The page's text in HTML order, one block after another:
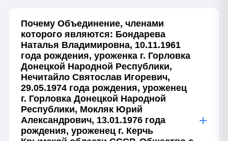
Почему Объединение, членами
которого являются: Бондарева
Наталья Владимировна, 10.11.1961
года рождения, уроженка г. Горловка
Донецкой Народной Республики,
Нечитайло Святослав Игоревич,
29.05.1974 года рождения, уроженец
г. Горловка Донецкой Народной
Республики, Мокляк Юрий
Александрович, 13.01.1976 года
рождения, уроженец г. Керчь
+